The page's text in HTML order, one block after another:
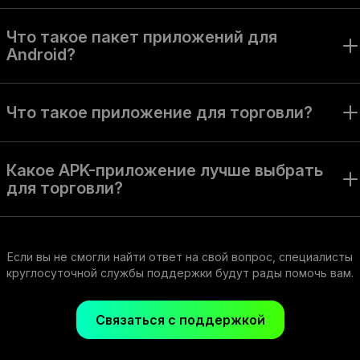
Что такое пакет приложений для
Android?
это файлы для скачивания и установки приложения на
устройство с операционной системой Android.
Что такое приложение для торговли?
сделки и пользоваться торговыми инструментами на
реальном рынке, чтобы получать прибыль.
Какое APK-приложение лучше выбрать
для торговли?
безопасное торговое пространство со всеми необходимыми
инструментами.
Если вы не смогли найти ответ на свой вопрос, специалисты
круглосуточной службы поддержки будут рады помочь вам.
Связаться с поддержкой